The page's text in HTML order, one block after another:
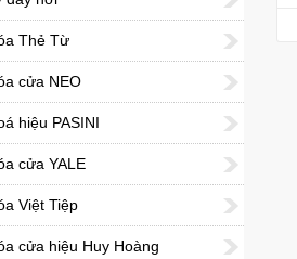
Thẻ Từ
cửa NEO
hiệu PASINI
cửa YALE
Việt Tiệp
cửa hiệu Huy Hoàng